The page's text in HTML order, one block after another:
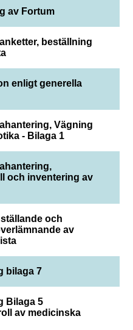
av Fortum
beställning
enligt generella
Vägning
- Bilaga 1
och inventering av
och
av
bilaga 7
Bilaga 5
av medicinska